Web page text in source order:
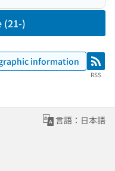
(21-)
information RSS
RSS
言語：日本語